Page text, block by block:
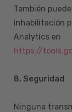
También
inhabilitación
Analytics en
https://
8. Seguridad
Ninguna